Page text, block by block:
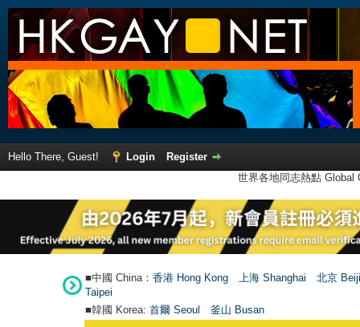
Hello There, Guest! Login
Register
世界各地同志熱點
■中國 China： 香港 Hong Kong 上海 Shanghai
北京
Taipei
■韓國 Korea: 首爾 Seoul 釜山 Busan